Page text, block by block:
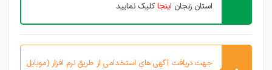
استان زنجان اینجاکلیک نمایید
جهت دریافت آگهی های استخدامی از طریق نرم افزار (موبایل